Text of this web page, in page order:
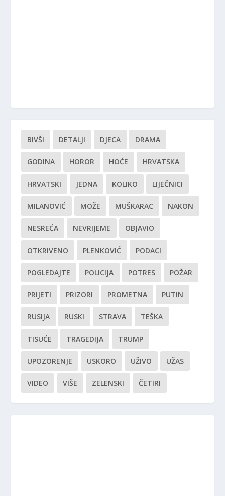
BIVŠI DETALJI DJECA DRAMA
GODINA HOROR HOĆE HRVATSKA
HRVATSKI JEDNA KOLIKO LIJEČNICI
MILANOVIĆ MOŽE MUŠKARAC NAKON
NESREĆA NEVRIJEME OBJAVIO
OTKRIVENO PLENKOVIĆ PODACI
POGLEDAJTE POLICIJA POTRES POŽAR
PRIJETI PRIZORI PROMETNA PUTIN
RUSIJA RUSKI STRAVA TEŠKA
TISUĆE TRAGEDIJA TRUMP
UPOZORENJE USKORO UŽIVO UŽAS
VIDEO VIŠE ZELENSKI ČETIRI